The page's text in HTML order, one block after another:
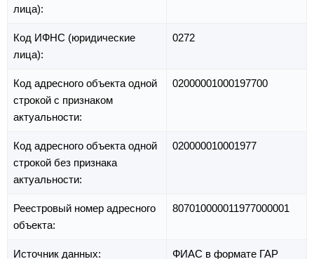
лица):
Код ИФНС (юридические
лица):
0272
Код адресного объекта одной
строкой с признаком
актуальности:
02000001000197700
Код адресного объекта одной
строкой без признака
актуальности:
020000010001977
Реестровый номер адресного
объекта:
807010000011977000001
Источник данных: ФИАС в формате ГАР